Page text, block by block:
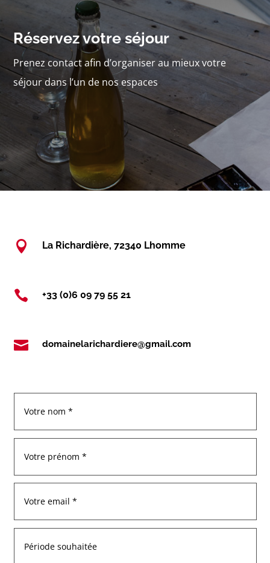
Réservez votre séjour
Prenez contact afin d’organiser au mieux votre
séjour dans l’un de nos espaces
 La Richardière, 72340 Lhomme
 +33 (0)6 09 79 55 21
 domainelarichardiere@gmail.com